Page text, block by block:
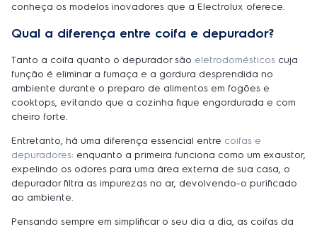
conheça os modelos inovadores que a Electrolux oferece.
Qual a diferença entre coifa e depurador?
Tanto a coifa quanto o depurador são eletrodomésticos cuja
função é eliminar a fumaça e a gordura desprendida no
ambiente durante o preparo de alimentos em fogões e
cooktops, evitando que a cozinha fique engordurada e com
cheiro forte.
Entretanto, há uma diferença essencial entre coifas e
depuradores: enquanto a primeira funciona como um exaustor,
expelindo os odores para uma área externa de sua casa, o
depurador filtra as impurezas no ar, devolvendo-o purificado
ao ambiente.
Pensando sempre em simplificar o seu dia a dia, as coifas da